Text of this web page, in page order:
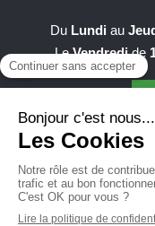
Du Lundi au
LeVendredide
Création et référencement